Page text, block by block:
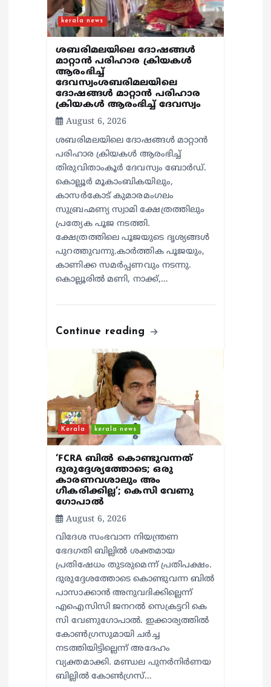
kerala news
ശബരിമലയിലെ ദോഷങ്ങൾ
മാറ്റാൻ പരിഹാര ക്രിയകൾ
ആരംഭിച്ച്
ദേവസ്വംശബരിമലയിലെ
ദോഷങ്ങൾ മാറ്റാൻ പരിഹാര
ക്രിയകൾ ആരംഭിച്ച് ദേവസ്വം
August 6, 2026
ശബരിമലയിലെ ദോഷങ്ങൾ മാറ്റാൻ
പരിഹാര ക്രിയകൾ ആരംഭിച്ച്
തിരുവിതാംകൂർ ദേവസ്വം ബോർഡ്.
കൊല്ലൂർ മൂകാംബികയിലും,
കാസർകോട് കുമാരമംഗലം
സുബ്രഹ്മണ്യ സ്വാമി ക്ഷേത്രത്തിലും
പ്രത്യേക പൂജ നടത്തി.
ക്ഷേത്രത്തിലെ പൂജയുടെ ദൃശ്യങ്ങൾ
പുറത്തുവന്നു.കാർത്തിക പൂജയും,
കാണിക്ക സമർപ്പണവും നടന്നു.
കൊല്ലൂരിൽ മണി, നാക്ക്,…
Continue reading
Kerala kerala news
‘FCRA ബിൽ കൊണ്ടുവന്നത്
ദുരുദ്ദേശ്യത്തോടെ; ഒരു
കാരണവശാലും അം​
ഗീകരിക്കില്ല’; കെസി വേണു​
ഗോപാൽ
August 6, 2026
വിദേശ സംഭവാന നിയന്ത്രണ
ഭേദഗതി ബില്ലിൽ ശക്തമായ
പ്രതിഷേധം തുടരുമെന്ന് പ്രതിപക്ഷം.
ദുരുദ്ദേശത്തോടെ കൊണ്ടുവന്ന ബിൽ
പാസാക്കാൻ അനുവദിക്കില്ലെന്ന്
എഐസിസി ജനറൽ സെക്രട്ടറി കെ
സി വേണുഗോപാൽ. ഇക്കാര്യത്തിൽ
കോൺഗ്രസുമായി ചർച്ച
നടത്തിയിട്ടില്ലെന്ന് അദേഹം
വ്യക്തമാക്കി. മണ്ഡല പുനർനിർണയ
ബില്ലിൽ കോൺഗ്രസ്…